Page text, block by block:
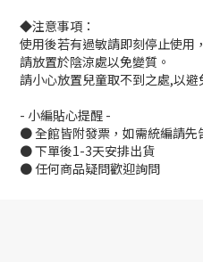
◆注意事項：
使用後若有過敏請即刻停止使用
請放置於陰涼處以免變質。
請小心放置兒童取不到之處,以避
- 小編貼心提醒 -
● 全館皆附發票，如需統編請先
● 下單後1-3天安排出貨
● 任何商品疑問歡迎詢問